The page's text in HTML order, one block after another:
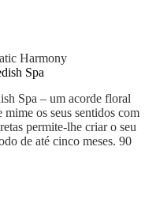
Spa
Spa – um acorde floral
os seus sentidos com
permite-lhe criar o seu
de até cinco meses. 90